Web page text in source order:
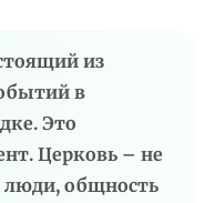
из
в
Это
Церковь – не
люди, общность